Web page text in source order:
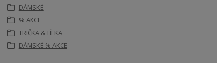
DÁMSKÉ
% AKCE
TRIČKA & TÍLKA
DÁMSKÉ % AKCE